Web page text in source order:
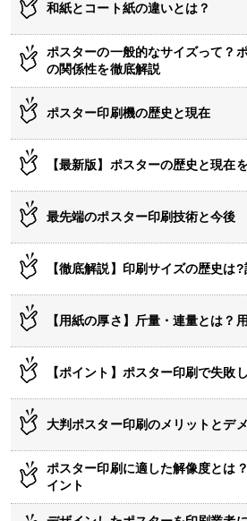
和紙とコート紙の違いとは？
ポスターの一般的なサイズって？
の関係性を徹底解説
ポスター印刷機の歴史と現在
【最新版】ポスターの歴史と現在
最先端のポスター印刷技術と今後
【徹底解説】印刷サイズの歴史は
【用紙の厚さ】斤量・連量とは？
【ポイント】ポスター印刷で失敗
大判ポスター印刷のメリットとデ
ポスター印刷に適した解像度とは
イント